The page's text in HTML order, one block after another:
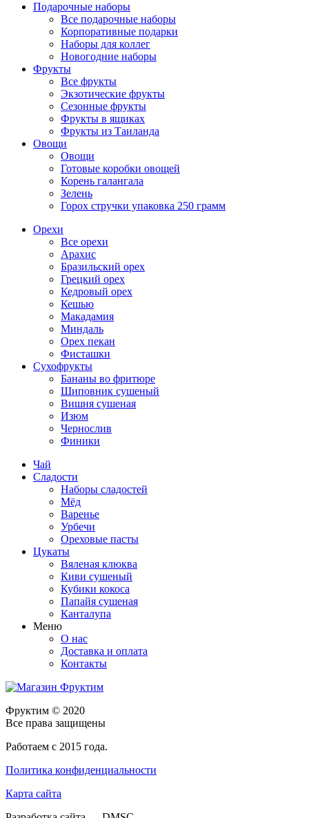
Подарочные наборы
Все подарочные наборы
Корпоративные подарки
Наборы для коллег
Новогодние наборы
Фрукты
Все фрукты
Экзотические фрукты
Сезонные фрукты
Фрукты в ящиках
Фрукты из Таиланда
Овощи
Овощи
Готовые коробки овощей
Корень галангала
Зелень
Горох стручки упаковка 250 грамм
Орехи
Все орехи
Арахис
Бразильский орех
Грецкий орех
Кедровый орех
Кешью
Макадамия
Миндаль
Орех пекан
Фисташки
Сухофрукты
Бананы во фритюре
Шиповник сушеный
Вишня сушеная
Изюм
Чернослив
Финики
Чай
Сладости
Наборы сладостей
Мёд
Варенье
Урбечи
Ореховые пасты
Цукаты
Вяленая клюква
Киви сушеный
Кубики кокоса
Папайя сушеная
Канталупа
Меню
О нас
Доставка и оплата
Контакты
Фруктим © 2020
Все права защищены
Работаем с 2015 года.
Политика конфиденциальности
Карта сайта